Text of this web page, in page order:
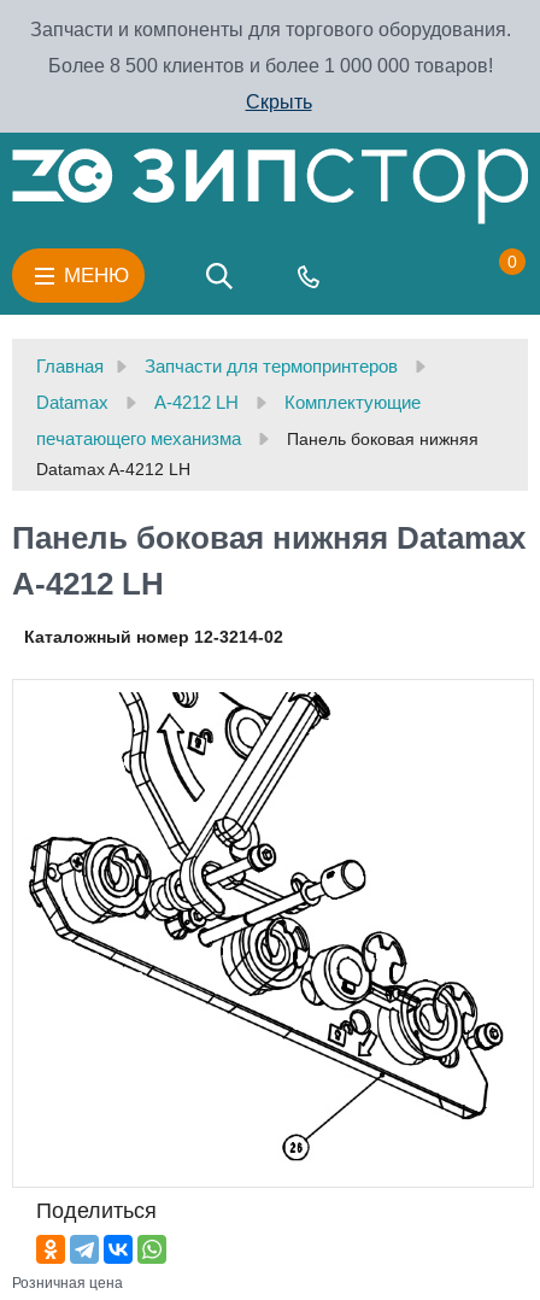
Запчасти и компоненты для торгового оборудования.
Более 8 500 клиентов и более 1 000 000 товаров!
Скрыть
МЕНЮ
0
Главная
Запчасти для термопринтеров
Datamax
A-4212 LH
Комплектующие
печатающего механизма
Панель боковая нижняя
Datamax A-4212 LH
Панель боковая нижняя Datamax
A-4212 LH
Каталожный номер 12-3214-02
Поделиться
Розничная цена